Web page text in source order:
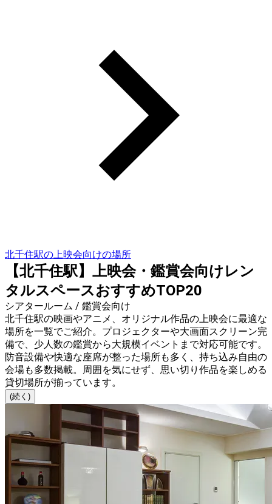
北千住駅の上映会向けの場所
【北千住駅】上映会・鑑賞会向けレン
タルスペースおすすめTOP20
シアタールーム / 鑑賞会向け
北千住駅の映画やアニメ、オリジナル作品の上映会に最適な
場所を一覧でご紹介。プロジェクターや大画面スクリーン完
備で、少人数の鑑賞から大規模イベントまで対応可能です。
防音設備や快適な座席が整った場所も多く、持ち込み自由の
会場も多数掲載。周囲を気にせず、思い切り作品を楽しめる
貸切場所が揃っています。
(続く)